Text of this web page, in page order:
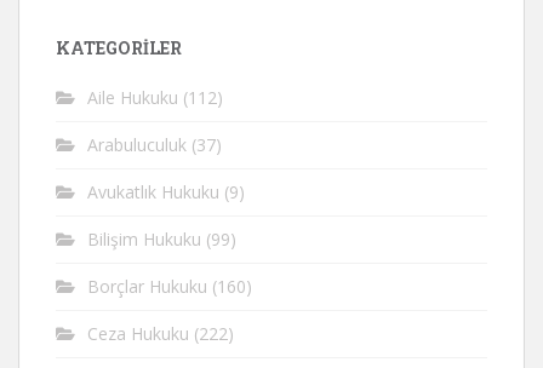
KATEGORİLER
Aile Hukuku (112)
Arabuluculuk (37)
Avukatlık Hukuku (9)
Bilişim Hukuku (99)
Borçlar Hukuku (160)
Ceza Hukuku (222)